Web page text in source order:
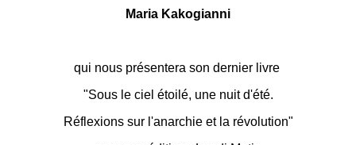
Maria Kakogianni
qui nous présentera son dernier livre
"Sous le ciel étoilé, une nuit d'été.
Réflexions sur l'anarchie et la révolution"